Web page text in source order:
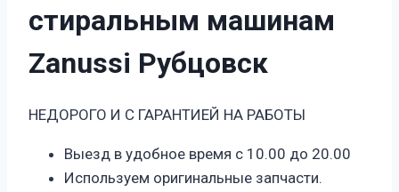
стиральным машинам
Zanussi Рубцовск
НЕДОРОГО И С ГАРАНТИЕЙ НА РАБОТЫ
Выезд в удобное время с 10.00 до 20.00
Используем оригинальные запчасти.